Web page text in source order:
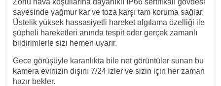
sayesinde yağmur kar ve toza karşı tam koruma sağlar.
Üstelik yüksek hassasiyetli hareket algılama özelliği ile
şüpheli hareketleri anında tespit eder gerçek zamanlı
bildirimlerle sizi hemen uyarır.
Gece görüşüyle karanlıkta bile net görüntüler sunan bu
kamera evinizin dışını 7/24 izler ve sizin için her zaman
hazır bekler.